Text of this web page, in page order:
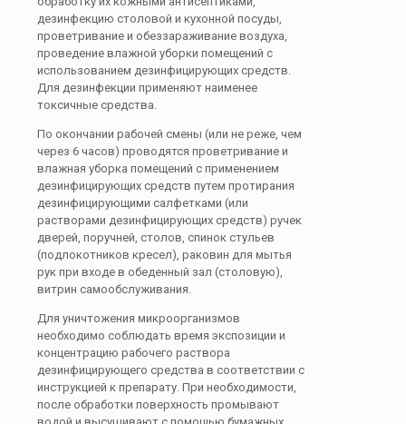
дезинфекцию столовой и кухонной посуды,
проветривание и обеззараживание воздуха,
проведение влажной уборки помещений с
использованием дезинфицирующих средств.
Для дезинфекции применяют наименее
токсичные средства.
По окончании рабочей смены (или не реже, чем
через 6 часов) проводятся проветривание и
влажная уборка помещений с применением
дезинфицирующих средств путем протирания
дезинфицирующими салфетками (или
растворами дезинфицирующих средств) ручек
дверей, поручней, столов, спинок стульев
(подлокотников кресел), раковин для мытья
рук при входе в обеденный зал (столовую),
витрин самообслуживания.
Для уничтожения микроорганизмов
необходимо соблюдать время экспозиции и
концентрацию рабочего раствора
дезинфицирующего средства в соответствии с
инструкцией к препарату. При необходимости,
после обработки поверхность промывают